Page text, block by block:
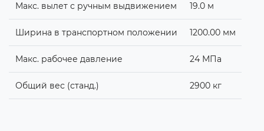
Макс. вылет с ручным выдвижением 19.0 м
Ширина в транспортном положении 1200.00 мм
Макс. рабочее давление 24 МПа
Общий вес (станд.) 2900 кг